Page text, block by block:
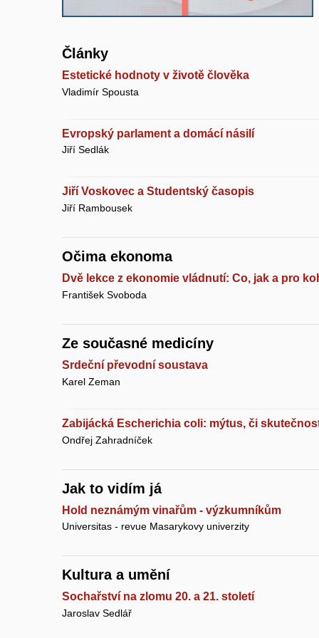
Články
Estetické hodnoty v životě člověka
Vladimír Spousta
Evropský parlament a domácí násilí
Jiří Sedlák
Jiří Voskovec a Studentský časopis
Jiří Rambousek
Očima ekonoma
Dvě lekce z ekonomie vládnutí: Co, jak a pro
František Svoboda
Ze současné medicíny
Srdeční převodní soustava
Karel Zeman
Zabijácká Escherichia coli: mýtus, či
Ondřej Zahradníček
Jak to vidím já
Hold neznámým vinařům - výzkumníkům
Universitas - revue Masarykovy univerzity
Kultura a umění
Sochařství na zlomu 20. a 21. století
Jaroslav Sedlář